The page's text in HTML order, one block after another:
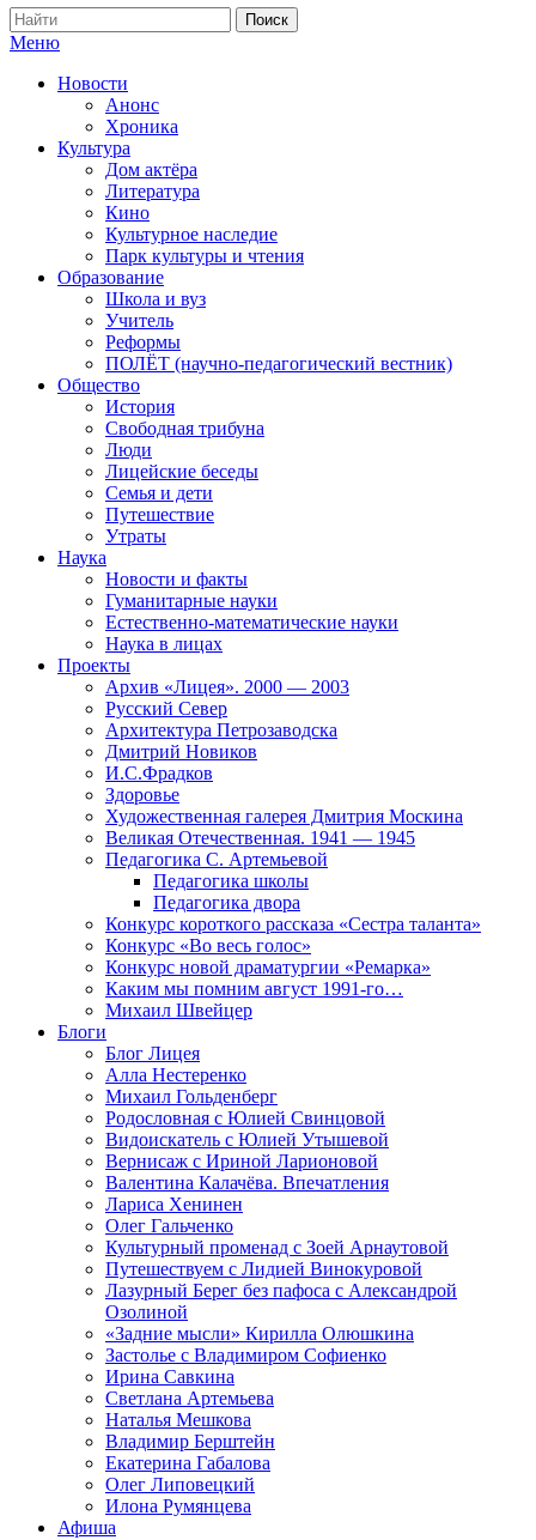
Меню
Новости
Анонс
Хроника
Культура
Дом актёра
Литература
Кино
Культурное наследие
Парк культуры и чтения
Образование
Школа и вуз
Учитель
Реформы
ПОЛЁТ (научно-педагогический вестник)
Общество
История
Свободная трибуна
Люди
Лицейские беседы
Семья и дети
Путешествие
Утраты
Наука
Новости и факты
Гуманитарные науки
Естественно-математические науки
Наука в лицах
Проекты
Архив «Лицея». 2000 — 2003
Русский Север
Архитектура Петрозаводска
Дмитрий Новиков
И.С.Фрадков
Здоровье
Художественная галерея Дмитрия Москина
Великая Отечественная. 1941 — 1945
Педагогика С. Артемьевой
Педагогика школы
Педагогика двора
Конкурс короткого рассказа «Сестра таланта»
Конкурс «Во весь голос»
Конкурс новой драматургии «Ремарка»
Каким мы помним август 1991-го…
Михаил Швейцер
Блоги
Блог Лицея
Алла Нестеренко
Михаил Гольденберг
Родословная с Юлией Свинцовой
Видоискатель с Юлией Утышевой
Вернисаж с Ириной Ларионовой
Валентина Калачёва. Впечатления
Лариса Хенинен
Олег Гальченко
Культурный променад с Зоей Арнаутовой
Путешествуем с Лидией Винокуровой
Лазурный Берег без пафоса с Александрой
Озолиной
«Задние мысли» Кирилла Олюшкина
Застолье с Владимиром Софиенко
Ирина Савкина
Светлана Артемьева
Наталья Мешкова
Владимир Берштейн
Екатерина Габалова
Олег Липовецкий
Илона Румянцева
Афиша